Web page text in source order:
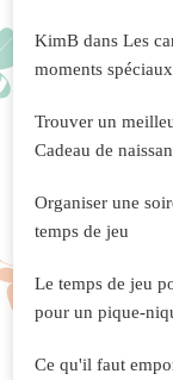
KimB dans Les
moments spéciaux
Trouver un
Cadeau de
Organiser une
temps de jeu
Le temps de jeu
pour un pique-
Ce qu'il faut